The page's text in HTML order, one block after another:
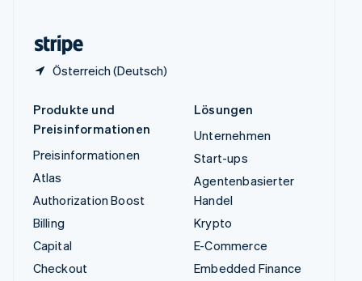
Österreich (Deutsch)
Produkte und
Preisinformationen
Preisinformationen
Atlas
Authorization Boost
Billing
Capital
Checkout
Lösungen
Unternehmen
Start-ups
Agentenbasierter
Handel
Krypto
E-Commerce
Embedded Finance